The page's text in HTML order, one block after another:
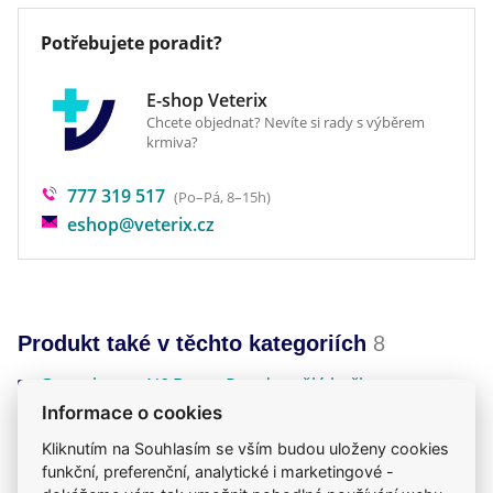
čaje 100mg; extrakt z rozmarýnu. Antioxidanty:
extrakty tokoferolu z rostlinných olejů.
Potřebujete poradit?
E-shop Veterix
Chcete objednat? Nevíte si rady s výběrem
krmiva?
777 319 517 (Po–Pá, 8–15h)
eshop@veterix.cz
Produkt také v těchto kategoriích 8
Granule
N&D
Pro dospělé kočky
Mou kočku trápí
Kočky
N&D
Informace o cookies
Kliknutím na Souhlasím se vším budou uloženy cookies
funkční, preferenční, analytické i marketingové -